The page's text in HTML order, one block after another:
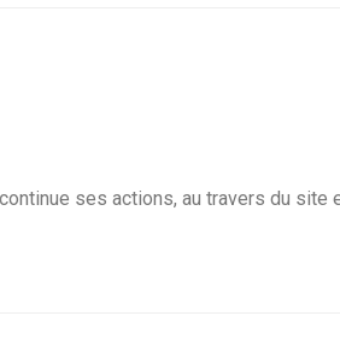
ses actions, au travers du site